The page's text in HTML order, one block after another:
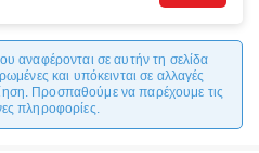
αναφέρονται σε αυτήν τη σελίδα
και υπόκεινται σε αλλαγές
Προσπαθούμε να παρέχουμε τις
πληροφορίες.